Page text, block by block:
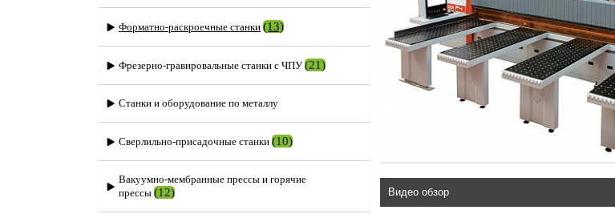
Форматно-раскроечные станки (13)
Фрезерно-гравировальные станки с ЧПУ (21)
Станки и оборудование по металлу
Сверлильно-присадочные станки (10)
Вакуумно-мембранные прессы и горячие
прессы (12) Видео обзор